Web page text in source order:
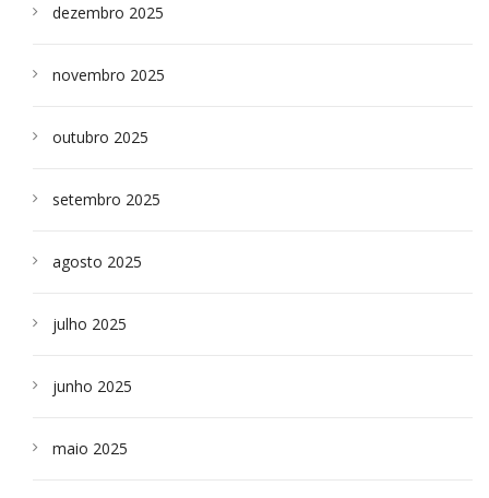
dezembro 2025
novembro 2025
outubro 2025
setembro 2025
agosto 2025
julho 2025
junho 2025
maio 2025